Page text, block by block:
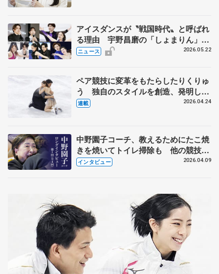
アイスダンスが〝戦国時代〟と呼ばれ
る理由 宇野昌磨の「しょまりん」ら
実力者が相次いで参戦 国内の競争激
ニュース 2026.05.22
ペア競技に変革をもたらしたりくりゅ
う 独自のスタイルを創造、発明した
【引退発表後②】
連載 2026.04.24
中野園子コーチ、教えるためにたこ焼
きを焼いてトイレ掃除も 他の競技に
も通用するという坂本花織の筋肉
インタビュー 2026.04.09